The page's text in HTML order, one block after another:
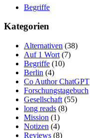
Begriffe
Kategorien
Alternativen (38)
Auf 1 Wort (7)
Begriffe (10)
Berlin (4)
Co Author ChatGPT
Forschungstagebuch
Gesellschaft (55)
long reads (8)
Mission (1)
Notizen (4)
Reviews (8)